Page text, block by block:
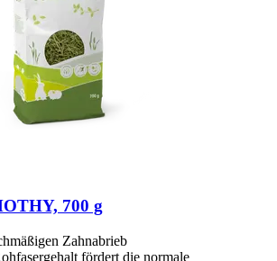
700 g
Zahnabrieb
fördert die normale